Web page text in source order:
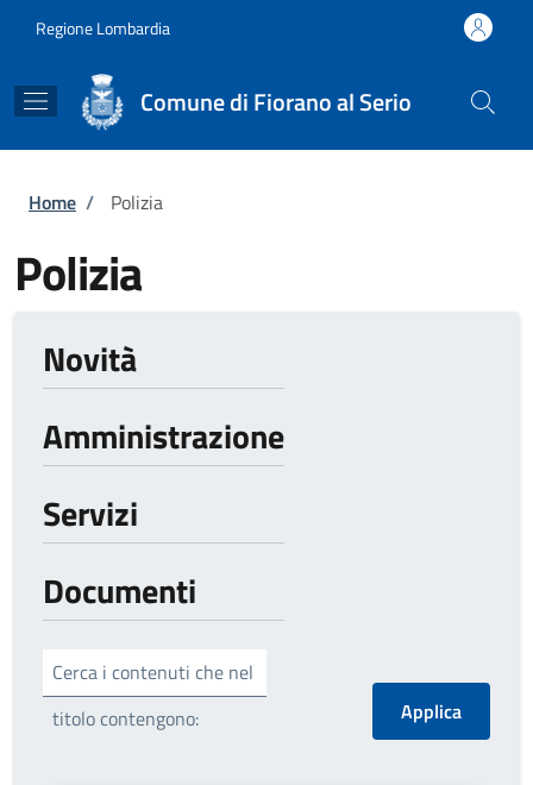
Regione Lombardia
Comune di Fiorano al Serio
Briciole di pane
Home / Polizia
Polizia
Novità
Amministrazione
Servizi
Documenti
Cerca i contenuti che nel
titolo contengono: